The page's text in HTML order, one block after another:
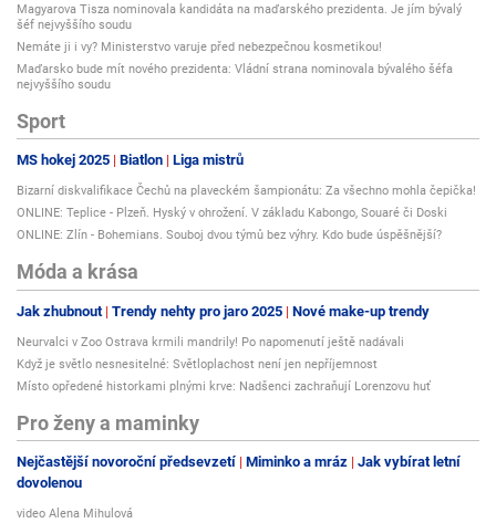
Magyarova Tisza nominovala kandidáta na maďarského prezidenta. Je jím bývalý
šéf nejvyššího soudu
Nemáte ji i vy? Ministerstvo varuje před nebezpečnou kosmetikou!
Maďarsko bude mít nového prezidenta: Vládní strana nominovala bývalého šéfa
nejvyššího soudu
Sport
MS hokej 2025 Biatlon Liga mistrů
Bizarní diskvalifikace Čechů na plaveckém šampionátu: Za všechno mohla čepička!
ONLINE: Teplice - Plzeň. Hyský v ohrožení. V základu Kabongo, Souaré či Doski
ONLINE: Zlín - Bohemians. Souboj dvou týmů bez výhry. Kdo bude úspěšnější?
Móda a krása
Jak zhubnout Trendy nehty pro jaro 2025 Nové make-up trendy
Neurvalci v Zoo Ostrava krmili mandrily! Po napomenutí ještě nadávali
Když je světlo nesnesitelné: Světloplachost není jen nepříjemnost
Místo opředené historkami plnými krve: Nadšenci zachraňují Lorenzovu huť
Pro ženy a maminky
Nejčastější novoroční předsevzetí Miminko a mráz Jak vybírat letní
dovolenou
video Alena Mihulová